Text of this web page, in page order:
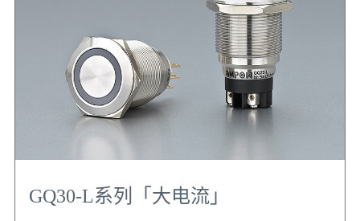
GQ30-L系列「大电流」